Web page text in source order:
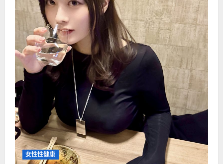
女性性健康